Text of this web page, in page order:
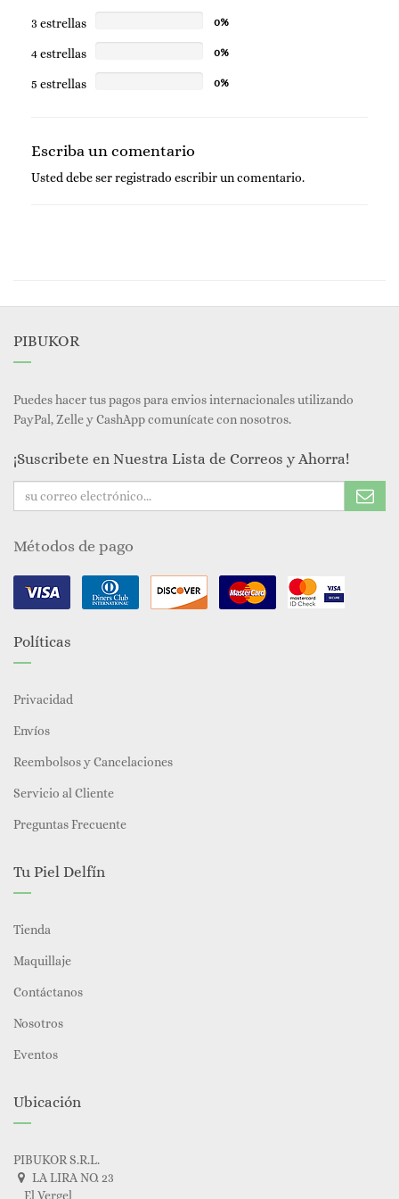
3 estrellas 0%
4 estrellas 0%
5 estrellas 0%
Escriba un comentario
Usted debe serregistrado escribir un comentario.
PIBUKOR
Puedes hacer tus pagos para envios internacionales utilizando
PayPal, Zelle y CashApp comunícate con nosotros.
¡Suscribete en Nuestra Lista de Correos y Ahorra!
Métodos de pago
Políticas
Privacidad
Envíos
Reembolsos y Cancelaciones
Servicio al Cliente
Preguntas Frecuente
Tu Piel Delfín
Tienda
Maquillaje
Contáctanos
Nosotros
Eventos
Ubicación
PIBUKOR S.R.L.
LA LIRA NO. 23
El Vergel